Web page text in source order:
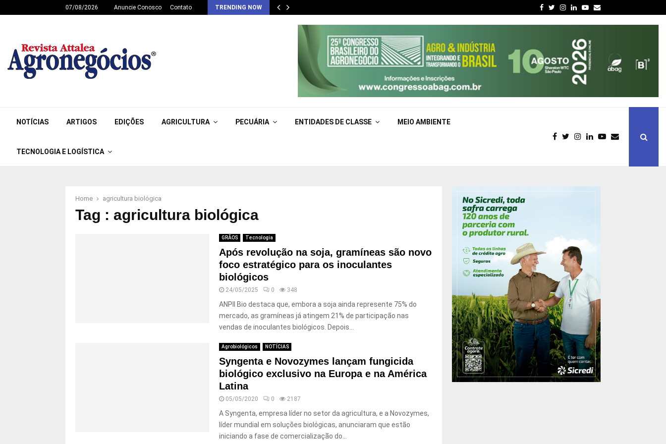
07/08/2026 Anuncie Conosco Contato TRENDING NOW Facebook
Twitter
Instagram
LinkedinYoutube
Email
NOTÍCIAS ARTIGOS EDIÇÕES AGRICULTURA PECUÁRIA ENTIDADES DE CLASSE MEIO AMBIENTE
TECNOLOGIA E LOGÍSTICA
Home agricultura biológica
Tag : agricultura biológica
GRÃOS Tecnologia
Após revolução na soja, gramíneas são novo
foco estratégico para os inoculantes
biológicos
24/05/2025 0 348
ANPII Bio destaca que, embora a soja ainda represente 75% do
mercado, as gramíneas já atingem 21% de participação nas
vendas de inoculantes biológicos. Depois...
Agrobiológicos NOTÍCIAS
Syngenta e Novozymes lançam fungicida
biológico exclusivo na Europa e na América
Latina
05/05/2020 0 2187
A Syngenta, empresa líder no setor da agricultura, e a Novozymes,
líder mundial em soluções biológicas, anunciaram que estão
iniciando a fase de comercialização do...